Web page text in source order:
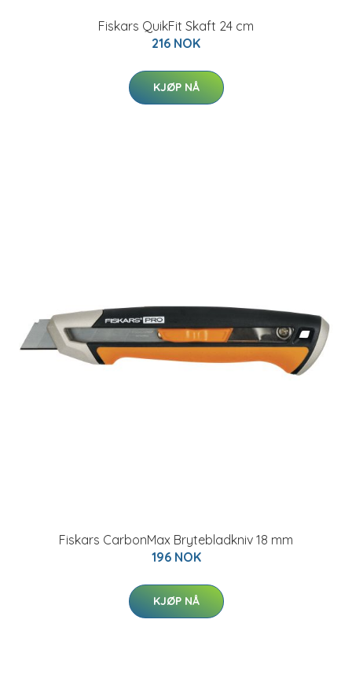
Fiskars QuikFit Skaft 24 cm
216 NOK
KJØP NÅ
Fiskars CarbonMax Brytebladkniv 18 mm
196 NOK
KJØP NÅ